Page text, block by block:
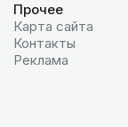
Прочее
Карта сайта
Контакты
Реклама